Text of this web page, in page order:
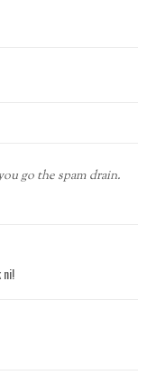
go the spam drain.
ni!